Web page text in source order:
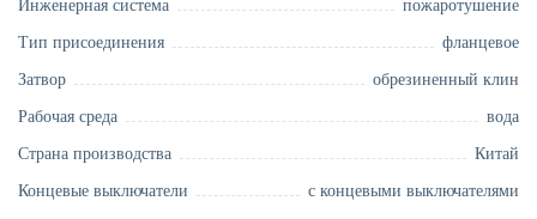
Инженерная система пожаротушение
Тип присоединения фланцевое
Затвор обрезиненный клин
Рабочая среда вода
Страна производства Китай
Концевые выключатели с концевыми выключателями